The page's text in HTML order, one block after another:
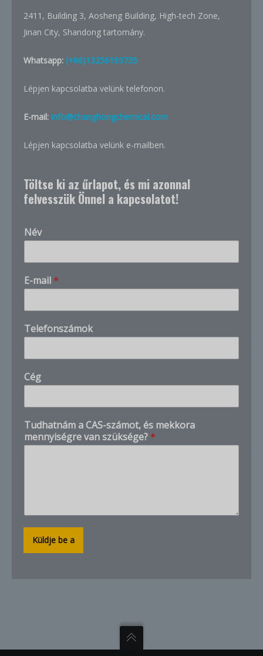
2411, Building 3, Aosheng Building, High-tech Zone,
Jinan City, Shandong tartomány.
Whatsapp: (+86)13256193735
Lépjen kapcsolatba velünk telefonon.
E-mail: info@changhongchemical.com
Lépjen kapcsolatba velünk e-mailben.
Töltse ki az űrlapot, és mi azonnal
felvesszük Önnel a kapcsolatot!
Név
v
a
T
e
l
f
n
z
m
o
o
E-mail *
Telefonszámok
Cég
Tudhatnám a CAS-számot, és mekkora
mennyiségre van szüksége? *
Küldje be a